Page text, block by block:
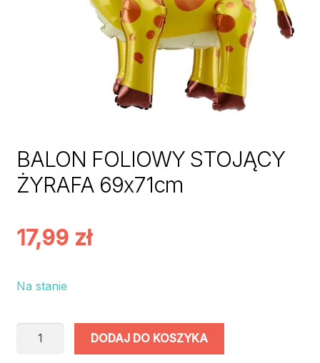
BALON FOLIOWY STOJĄCY
ŻYRAFA 69x71cm
17,99 zł
Na stanie
ilość
DODAJ DO KOSZYKA